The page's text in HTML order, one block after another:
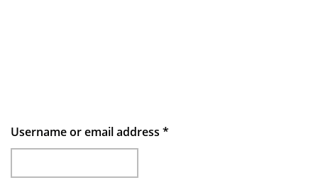
Username or email address *